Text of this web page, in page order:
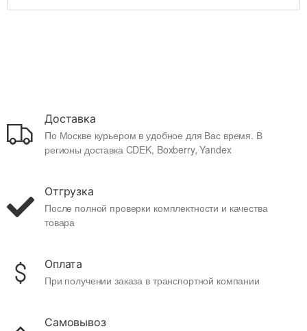
Доставка
По Москве курьером в удобное для Вас время. В
регионы доставка CDEK, Boxberry, Yandex
Отгрузка
После полной проверки комплектности и качества
товара
Оплата
При получении заказа в транспортной компании
Самовывоз